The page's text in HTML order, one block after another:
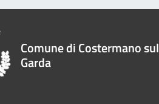
Comune di Costermano sul
Garda